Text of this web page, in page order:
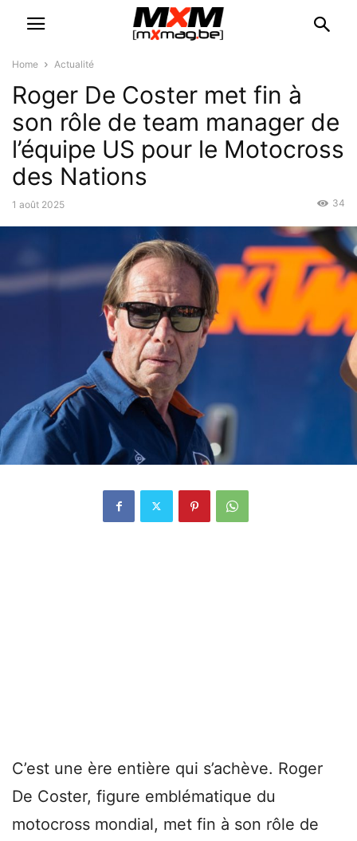
Home Actualité
Roger De Coster met fin à
son rôle de team manager de
l’équipe US pour le Motocross
des Nations
1 août 2025 34
C’est une ère entière qui s’achève. Roger
De Coster, figure emblématique du
motocross mondial, met fin à son rôle de